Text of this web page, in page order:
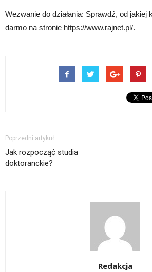
Wezwanie do działania: Sprawdź, od
darmo na stronie https://www.rajnet.pl/.
Poprzedni artykuł
Jak rozpocząć studia
doktoranckie?
Redakcja